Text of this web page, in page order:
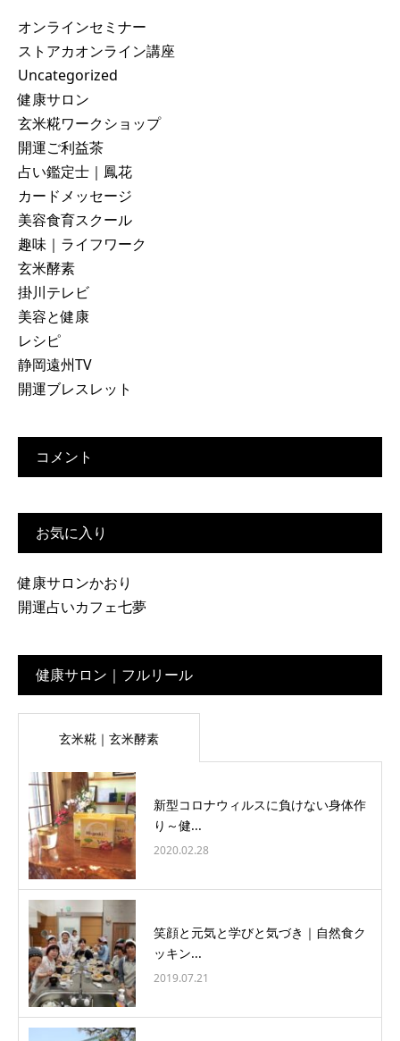
オンラインセミナー
ストアカオンライン講座
Uncategorized
健康サロン
玄米糀ワークショップ
開運ご利益茶
占い鑑定士｜鳳花
カードメッセージ
美容食育スクール
趣味｜ライフワーク
玄米酵素
掛川テレビ
美容と健康
レシピ
静岡遠州TV
開運ブレスレット
コメント
お気に入り
健康サロンかおり
開運占いカフェ七夢
健康サロン｜フルリール
玄米糀｜玄米酵素
新型コロナウィルスに負けない身体作
り～健...
2020.02.28
笑顔と元気と学びと気づき｜自然食ク
ッキン...
2019.07.21